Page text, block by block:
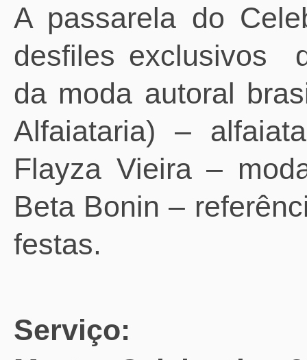
A passarela do
desfiles exclusivos
da moda autoral
Alfaiataria) –
Flayza Vieira –
Beta Bonin –
festas.
Serviço: